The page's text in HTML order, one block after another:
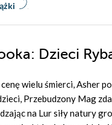
: Dzieci
wielu śmierci, Asher
Przebudzony Mag
na Lur siły natury